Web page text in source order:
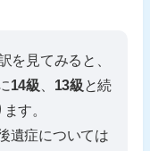
を見てみると、
14級 13級と続
す。
遺症については